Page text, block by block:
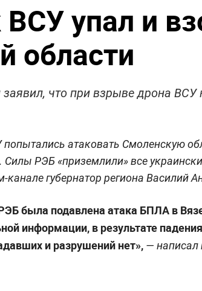
упал и
области
что при взрыве дрона ВСУ
атаковать Смоленскую
РЭБ «приземлили» все
канале губернатор региона Василий
была подавлена атака БПЛА в
информации, в результате
и разрушений нет», — написал